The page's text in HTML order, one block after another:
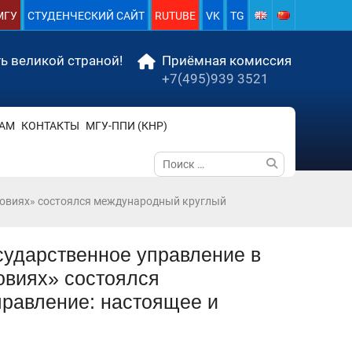
СТУДЕНЧЕСКИЙ САЙТ RUTUBE VK TG
великой страной!
Приёмная комиссия
+7(495)939 3521
КОНТАКТЫ МГУ-ППИ (КНР)
Поиск
по:
состоялся международный круглый
управление в
состоялся
настоящее и